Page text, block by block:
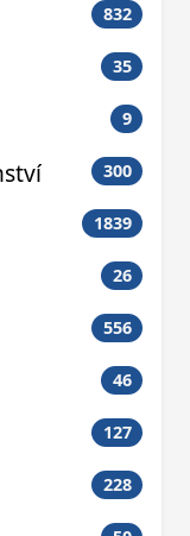
832
35
9
300
1839
26
556
46
127
228